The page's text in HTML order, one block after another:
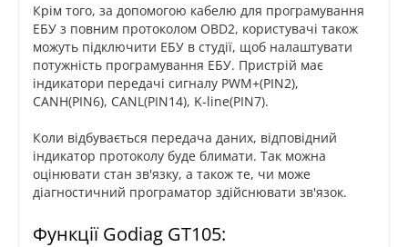
Крім того, за допомогою кабелю для програмування
ЕБУ з повним протоколом OBD2, користувачі також
можуть підключити ЕБУ в студії, щоб налаштувати
потужність програмування ЕБУ. Пристрій має
індикатори передачі сигналу PWM+(PIN2),
CANH(PIN6), CANL(PIN14), K-line(PIN7).
Коли відбувається передача даних, відповідний
індикатор протоколу буде блимати. Так можна
оцінювати стан зв'язку, а також те, чи може
діагностичний програматор здійснювати зв'язок.
Функції Godiag GT105: